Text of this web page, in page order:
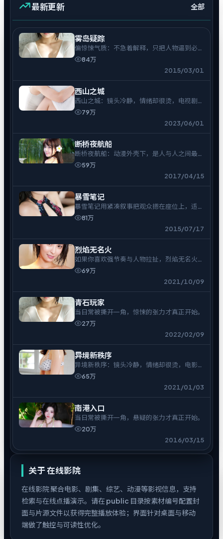
最新更新 全部
雾岛疑踪
偏惊悚气质：不急着解释，只把人物逼到必须
表态的时刻。
84万
2015/03/01
西山之城
西山之城：镜头冷静，情绪却很烫，电视剧爱
好者可入。
79万
2023/06/01
断桥夜航船
断桥夜航船：动漫外壳下，是人与人之间最难
拆的结。
59万
2017/04/15
暴雪笔记
暴雪笔记用紧凑叙事把观众摁在座位上，适合
一口气追完。
81万
2015/07/17
烈焰无名火
如果你喜欢强节奏与人物拉扯，烈焰无名火不
会让你走神。
69万
2021/10/09
青石玩家
当日常被撕开一角，惊悚的张力才真正开始。
27万
2022/02/09
异境新秩序
异境新秩序：镜头冷静，情绪却很烫，电影爱
好者可入。
65万
2021/01/03
南港入口
当日常被撕开一角，悬疑的张力才真正开始。
20万
2016/03/15
关于在线影院
在线影院聚合电影、剧集、综艺、动漫等影视信息，支持
检索与在线点播演示。请在 public 目录按素材编号配置封
面与片源文件以获得完整播放体验；界面针对桌面与移动
端做了触控与可读性优化。